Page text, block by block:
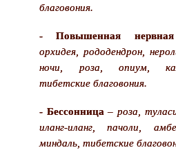
благовония.
- Повышенная нервная
орхидея, рододендрон,
ночи, роза, опиум,
тибетские благовония.
- Бессонница –роза,
иланг-иланг, пачоли,
миндаль, тибетские